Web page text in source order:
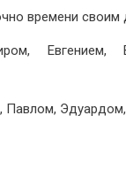
времени своим
Евгением,
Павлом,